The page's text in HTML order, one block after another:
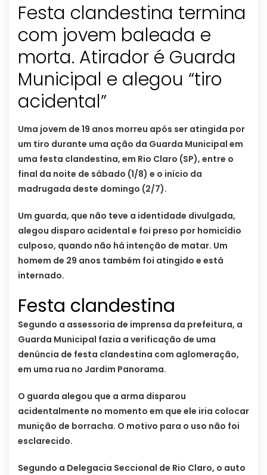
Festa clandestina termina
com jovem baleada e
morta. Atirador é Guarda
Municipal e alegou “tiro
acidental”
Uma jovem de 19 anos morreu após ser atingida por
um tiro durante uma ação da Guarda Municipal em
uma festa clandestina, em Rio Claro (SP), entre o
final da noite de sábado (1/8) e o início da
madrugada deste domingo (2/7).
Um guarda, que não teve a identidade divulgada,
alegou disparo acidental e foi preso por homicídio
culposo, quando não há intenção de matar. Um
homem de 29 anos também foi atingido e está
internado.
Festa clandestina
Segundo a assessoria de imprensa da prefeitura, a
Guarda Municipal fazia a verificação de uma
denúncia de festa clandestina com aglomeração,
em uma rua no Jardim Panorama.
O guarda alegou que a arma disparou
acidentalmente no momento em que ele iria colocar
munição de borracha. O motivo para o uso não foi
esclarecido.
Segundo a Delegacia Seccional de Rio Claro, o auto